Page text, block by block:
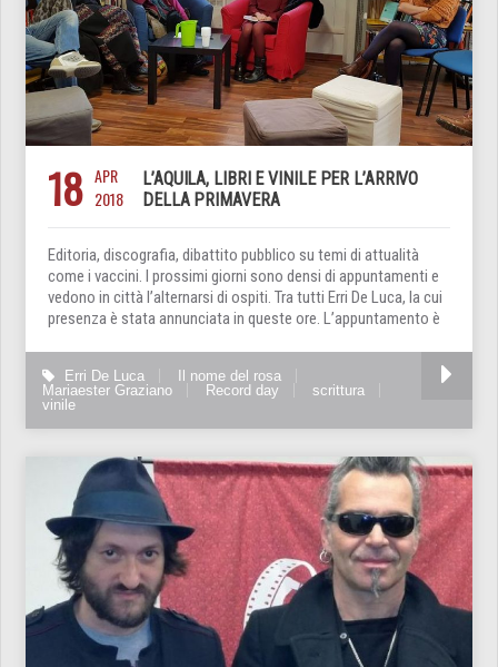
18 APR
2018
L’AQUILA, LIBRI E VINILE PER L’ARRIVO
DELLA PRIMAVERA
Editoria, discografia, dibattito pubblico su temi di attualità
come i vaccini. I prossimi giorni sono densi di appuntamenti e
vedono in città l’alternarsi di ospiti. Tra tutti Erri De Luca, la cui
presenza è stata annunciata in queste ore. L’appuntamento è
Erri De Luca
Il nome del rosa
Mariaester Graziano
Record day
scrittura
vinile